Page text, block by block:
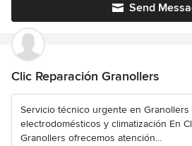
Send
Clic Reparación Granollers
Servicio técnico urgente en
electrodomésticos y climatización En
Granollers ofrecemos atención...